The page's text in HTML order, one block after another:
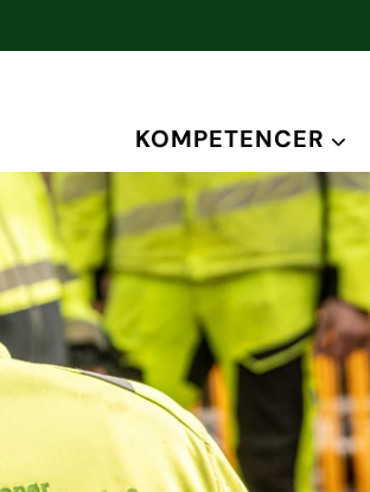
KOMPETENCER